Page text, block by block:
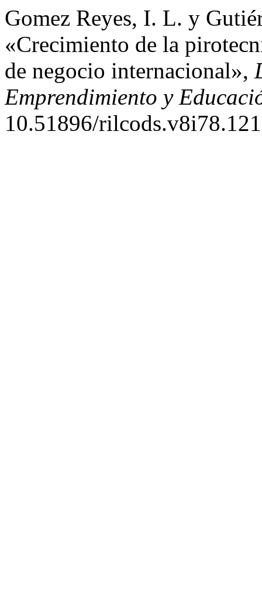
Gomez Reyes, I. L. y
«Crecimiento de la
de negocio internacional»,
Emprendimiento y
10.51896/